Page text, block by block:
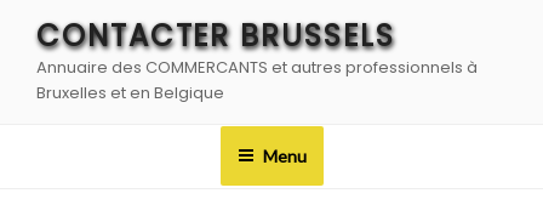
contenu
principal
CONTACTER BRUSSELS
Annuaire des COMMERCANTS et autres professionnels à
Bruxelles et en Belgique
Menu